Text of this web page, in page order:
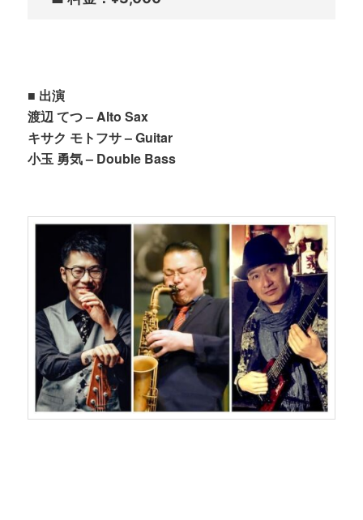
■ 出演
渡辺 てつ – Alto Sax
キサク モトフサ – Guitar
小玉 勇気 – Double Bass